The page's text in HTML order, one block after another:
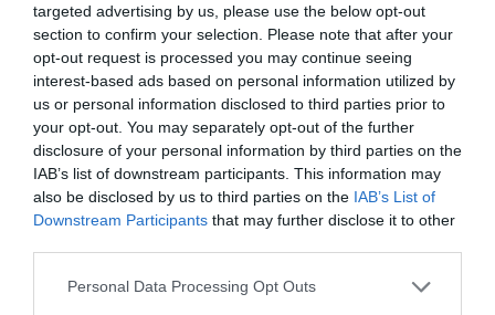
targeted advertising by us, please use the below opt-out
section to confirm your selection. Please note that after your
opt-out request is processed you may continue seeing
interest-based ads based on personal information utilized by
us or personal information disclosed to third parties prior to
your opt-out. You may separately opt-out of the further
disclosure of your personal information by third parties on the
IAB’s list of downstream participants. This information may
also be disclosed by us to third parties on the IAB’s List of
Downstream Participants that may further disclose it to other
Personal Data Processing Opt Outs
Νέοι Διαγωνισμοί❯
Tags
ΣΕΜΙΝΑΡΙΑ – ΣΥΝΕΔΡΙΑ ΦΕΣΤΙΒΑΛ ΑΘΗΝΩΝ ΚΑΙ ΕΠΙΔΑΥΡΟΥ
Newsletter